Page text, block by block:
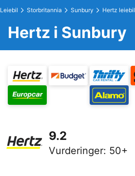
Leiebil Storbritannia Sunbury Hertz leiebil
Hertz i Sunbury
9.2
Vurderinger: 50+